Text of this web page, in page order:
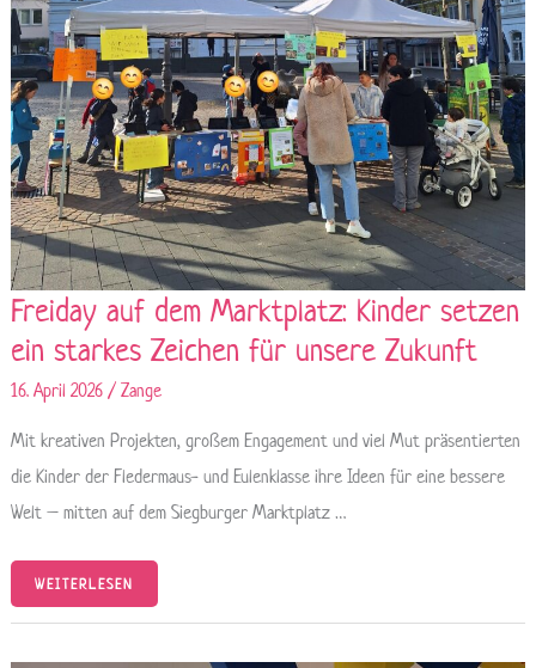
Freiday auf dem Marktplatz: Kinder setzen
ein starkes Zeichen für unsere Zukunft
16. April 2026/Zange
Mit kreativen Projekten, großem Engagement und viel Mut präsentierten
die Kinder der Fledermaus- und Eulenklasse ihre Ideen für eine bessere
Welt – mitten auf dem Siegburger Marktplatz …
WEITERLESEN